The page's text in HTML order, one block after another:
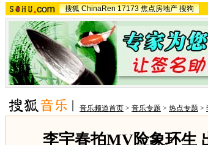
搜狐 ChinaRen 17173 焦点房地产 搜狗
音乐频道首页 > 音乐专题 > 热点专题 >
李宇春拍MV险象环生